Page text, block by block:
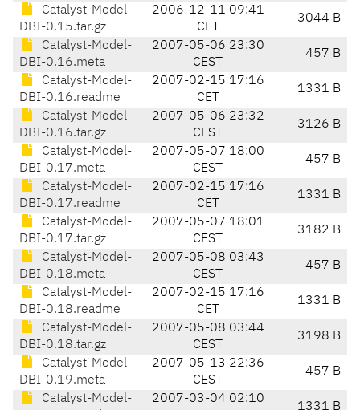
Catalyst-Model-
DBI-0.15.tar.gz
2006-12-11 09:41
CET
3044 B
Catalyst-Model-
DBI-0.16.meta
2007-05-06 23:30
CEST
457 B
Catalyst-Model-
DBI-0.16.readme
2007-02-15 17:16
CET
1331 B
Catalyst-Model-
DBI-0.16.tar.gz
2007-05-06 23:32
CEST
3126 B
Catalyst-Model-
DBI-0.17.meta
2007-05-07 18:00
CEST
457 B
Catalyst-Model-
DBI-0.17.readme
2007-02-15 17:16
CET
1331 B
Catalyst-Model-
DBI-0.17.tar.gz
2007-05-07 18:01
CEST
3182 B
Catalyst-Model-
DBI-0.18.meta
2007-05-08 03:43
CEST
457 B
Catalyst-Model-
DBI-0.18.readme
2007-02-15 17:16
CET
1331 B
Catalyst-Model-
DBI-0.18.tar.gz
2007-05-08 03:44
CEST
3198 B
Catalyst-Model-
DBI-0.19.meta
2007-05-13 22:36
CEST
457 B
Catalyst-Model-
2007-03-04 02:10
1331 B